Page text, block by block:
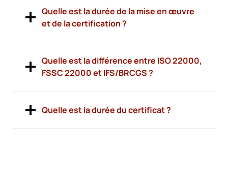
Quelle est la durée de la mise en œuvre
et de la certification ?
Quelle est la différence entre ISO 22000,
FSSC 22000 et IFS/BRCGS ?
Quelle est la durée du certificat ?